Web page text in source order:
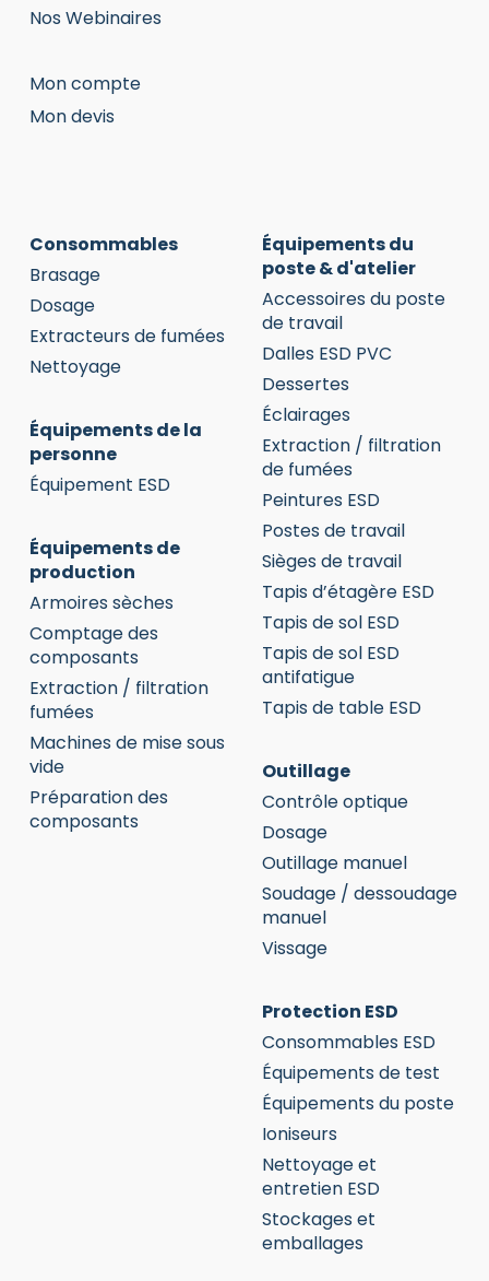
Nos Webinaires
Mon compte
Mon devis
Consommables
Brasage
Dosage
Extracteurs de fumées
Nettoyage
Équipements de la
personne
Équipement ESD
Équipements de
production
Armoires sèches
Comptage des
composants
Extraction / filtration
fumées
Machines de mise sous
vide
Préparation des
composants
Équipements du
poste & d'atelier
Accessoires du poste
de travail
Dalles ESD PVC
Dessertes
Éclairages
Extraction / filtration
de fumées
Peintures ESD
Postes de travail
Sièges de travail
Tapis d’étagère ESD
Tapis de sol ESD
Tapis de sol ESD
antifatigue
Tapis de table ESD
Outillage
Contrôle optique
Dosage
Outillage manuel
Soudage / dessoudage
manuel
Vissage
Protection ESD
Consommables ESD
Équipements de test
Équipements du poste
Ioniseurs
Nettoyage et
entretien ESD
Stockages et
emballages